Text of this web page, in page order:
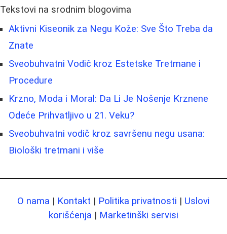
Tekstovi na srodnim blogovima
Aktivni Kiseonik za Negu Kože: Sve Što Treba da
Znate
Sveobuhvatni Vodič kroz Estetske Tretmane i
Procedure
Krzno, Moda i Moral: Da Li Je Nošenje Krznene
Odeće Prihvatljivo u 21. Veku?
Sveobuhvatni vodič kroz savršenu negu usana:
Biološki tretmani i više
O nama | Kontakt | Politika privatnosti | Uslovi
korišćenja | Marketinški servisi